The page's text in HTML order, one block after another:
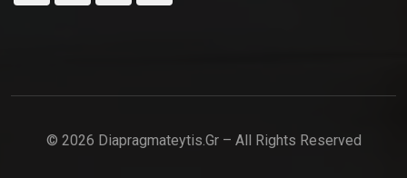
© 2026 Diapragmateytis.gr – All Rights Reserved